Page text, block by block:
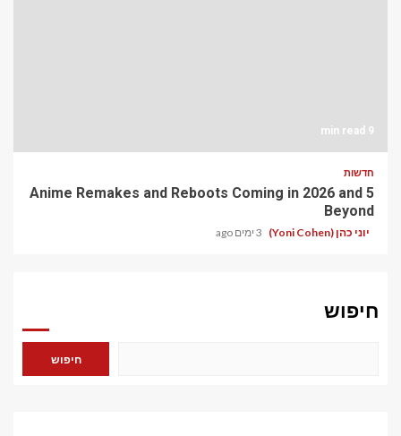
9 min read
חדשות
5 Anime Remakes and Reboots Coming in 2026 and
Beyond
יוני כהן (Yoni Cohen) 3 ימים ago
חיפוש
חיפוש